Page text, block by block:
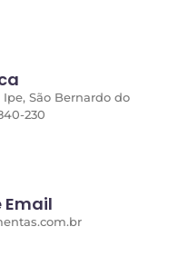
São Bernardo do
230
Email